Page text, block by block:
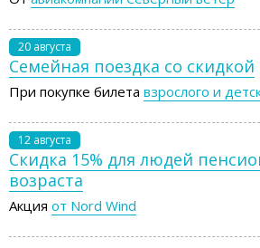
20 августа
Семейная поездка со скидкой
При покупке билета взрослого и
12 августа
Скидка 15% для людей
возраста
Акция от Nord Wind